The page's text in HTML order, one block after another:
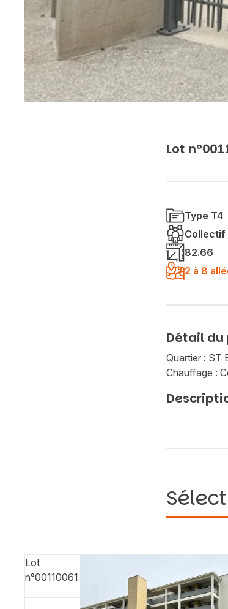
Lot
Type T4
Collectif
82.66
2 à 8
Détail
Quartier : ST
Chauffage :
Lot
n°00110061